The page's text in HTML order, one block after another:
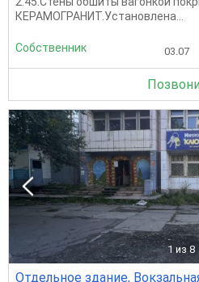
КЕРАМОГРАНИТ.Установлена...
Собственник 03.07
1 из 8
Отдельное здание,